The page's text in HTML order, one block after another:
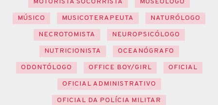
MÚSICO
MUSICOTERAPEUTA
NATURÓLOGO
NECROTOMISTA
NEUROPSICÓLOGO
NUTRICIONISTA
OCEANÓGRAFO
ODONTÓLOGO
OFFICE BOY/GIRL
OFICIAL
OFICIAL ADMINISTRATIVO
OFICIAL DA POLÍCIA MILITAR